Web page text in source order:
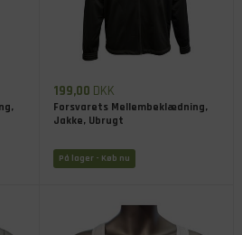
199,00 DKK
Forsvarets Mellembeklædning,
Jakke, Ubrugt
På lager - Køb nu